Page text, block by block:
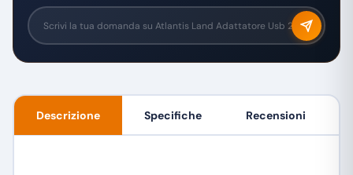
Descrizione Specifiche Recensioni